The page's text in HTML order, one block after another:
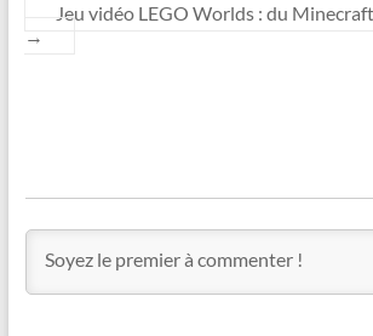
Jeu vidéo LEGO Worlds : du
→